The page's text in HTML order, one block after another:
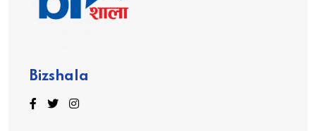
Bizshala